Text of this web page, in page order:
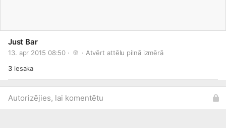
Just Bar
13. apr 2015 08:50 · · Atvērt attēlu pilnā izmērā
3iesaka
Autorizējies, lai komentētu